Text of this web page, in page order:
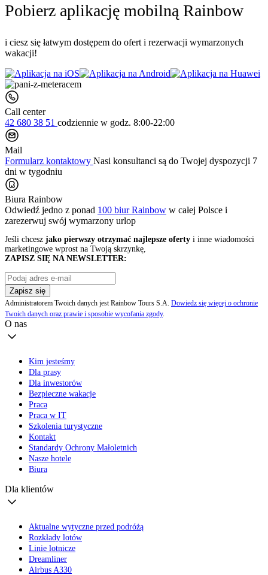
Pobierz aplikację mobilną Rainbow
i ciesz się łatwym dostępem do ofert i rezerwacji wymarzonych
wakacji!
Call center
42 680 38 51 codziennie w godz. 8:00-22:00
Mail
Formularz kontaktowy Nasi konsultanci są do Twojej dyspozycji 7
dni w tygodniu
Biura Rainbow
Odwiedź jedno z ponad 100 biur Rainbow w całej Polsce i
zarezerwuj swój wymarzony urlop
Jeśli chcesz jako pierwszy otrzymać najlepsze oferty i inne wiadomości
marketingowe wprost na Twoją skrzynkę,
ZAPISZ SIĘ NA NEWSLETTER:
Zapisz się
Administratorem Twoich danych jest Rainbow Tours S.A. Dowiedz się więcej o ochronie
Twoich danych oraz prawie i sposobie wycofania zgody.
O nas
Kim jesteśmy
Dla prasy
Dla inwestorów
Bezpieczne wakacje
Praca
Praca w IT
Szkolenia turystyczne
Kontakt
Standardy Ochrony Małoletnich
Nasze hotele
Biura
Dla klientów
Aktualne wytyczne przed podróżą
Rozkłady lotów
Linie lotnicze
Dreamliner
Airbus A330